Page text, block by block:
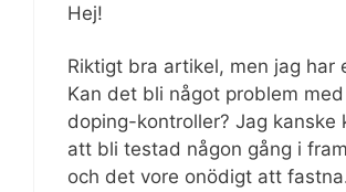
Hej!
Riktigt bra artikel, men jag har
Kan det bli något problem
doping-kontroller? Jag kanske
att bli testad någon gång i
och det vore onödigt att